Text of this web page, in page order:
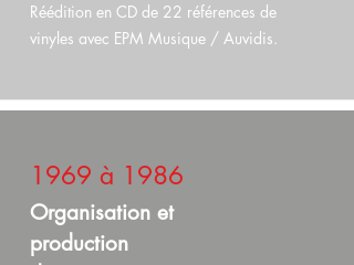
Réédition en CD de 22 références de
vinyles avec EPM Musique / Auvidis.
1969 à 1986
Organisation et
production